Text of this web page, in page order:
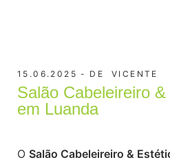
15.06.2025 DEVICENTE
Salão Cabeleireiro
em Luanda
O Salão Cabeleireiro &